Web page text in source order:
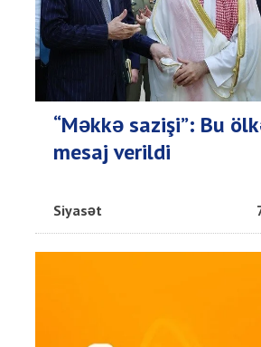
“Məkkə sazişi”: Bu
mesaj verildi
Siyasət